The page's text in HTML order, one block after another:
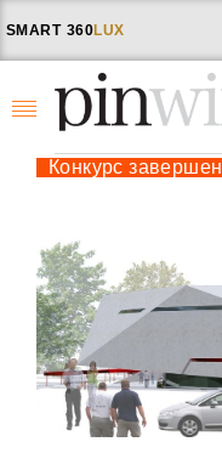
SMART 360LUX
Конкурс завершен